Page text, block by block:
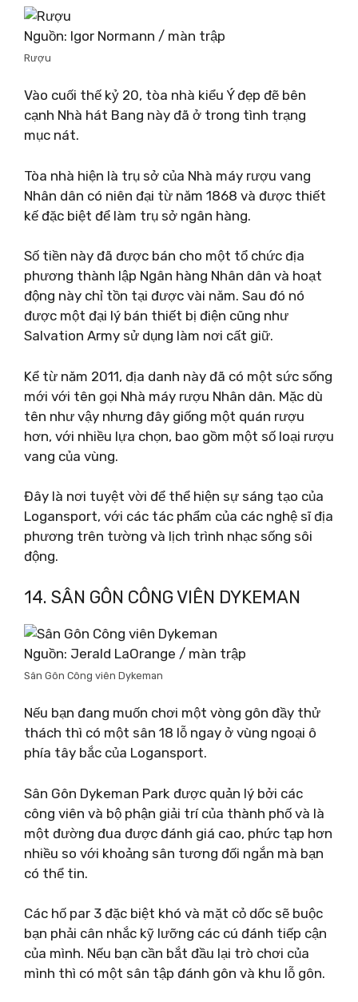
Nguồn: Igor Normann / màn trập
Rượu
Vào cuối thế kỷ 20, tòa nhà kiểu Ý đẹp đẽ bên
cạnh Nhà hát Bang này đã ở trong tình trạng
mục nát.
Tòa nhà hiện là trụ sở của Nhà máy rượu vang
Nhân dân có niên đại từ năm 1868 và được thiết
kế đặc biệt để làm trụ sở ngân hàng.
Số tiền này đã được bán cho một tổ chức địa
phương thành lập Ngân hàng Nhân dân và hoạt
động này chỉ tồn tại được vài năm. Sau đó nó
được một đại lý bán thiết bị điện cũng như
Salvation Army sử dụng làm nơi cất giữ.
Kể từ năm 2011, địa danh này đã có một sức sống
mới với tên gọi Nhà máy rượu Nhân dân. Mặc dù
tên như vậy nhưng đây giống một quán rượu
hơn, với nhiều lựa chọn, bao gồm một số loại rượu
vang của vùng.
Đây là nơi tuyệt vời để thể hiện sự sáng tạo của
Logansport, với các tác phẩm của các nghệ sĩ địa
phương trên tường và lịch trình nhạc sống sôi
động.
14. SÂN GÔN CÔNG VIÊN DYKEMAN
Nguồn: Jerald LaOrange / màn trập
Sân Gôn Công viên Dykeman
Nếu bạn đang muốn chơi một vòng gôn đầy thử
thách thì có một sân 18 lỗ ngay ở vùng ngoại ô
phía tây bắc của Logansport.
Sân Gôn Dykeman Park được quản lý bởi các
công viên và bộ phận giải trí của thành phố và là
một đường đua được đánh giá cao, phức tạp hơn
nhiều so với khoảng sân tương đối ngắn mà bạn
có thể tin.
Các hố par 3 đặc biệt khó và mặt cỏ dốc sẽ buộc
bạn phải cân nhắc kỹ lưỡng các cú đánh tiếp cận
của mình. Nếu bạn cần bắt đầu lại trò chơi của
mình thì có một sân tập đánh gôn và khu lỗ gôn.